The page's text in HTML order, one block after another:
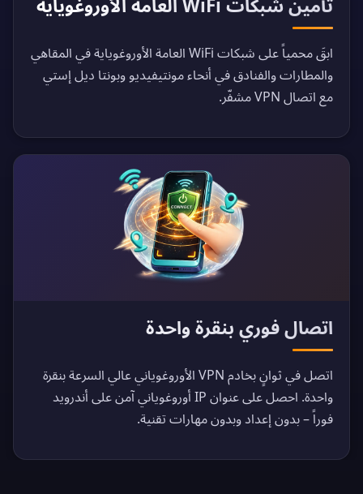
تأمين شبكات WiFi العامة الأوروغوياية
ابقَ محمياً على شبكات WiFi العامة الأوروغوياية في المقاهي
والمطارات والفنادق في أنحاء مونتيفيديو وبونتا ديل إستي
مع اتصال VPN مشفّر.
اتصال فوري بنقرة واحدة
اتصل في ثوانٍ بخادم VPN الأوروغوياني عالي السرعة بنقرة
واحدة. احصل على عنوان IP أوروغوياني آمن على أندرويد
فوراً – بدون إعداد وبدون مهارات تقنية.